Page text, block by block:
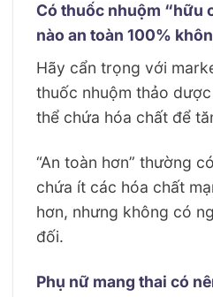
Có thuốc nhuộm “hữu
nào an toàn 100%
Hãy cẩn trọng với
thuốc nhuộm thảo
thể chứa hóa chất để
“An toàn hơn” thường
chứa ít các hóa chất
hơn, nhưng không có
đối.
Phụ nữ mang thai có